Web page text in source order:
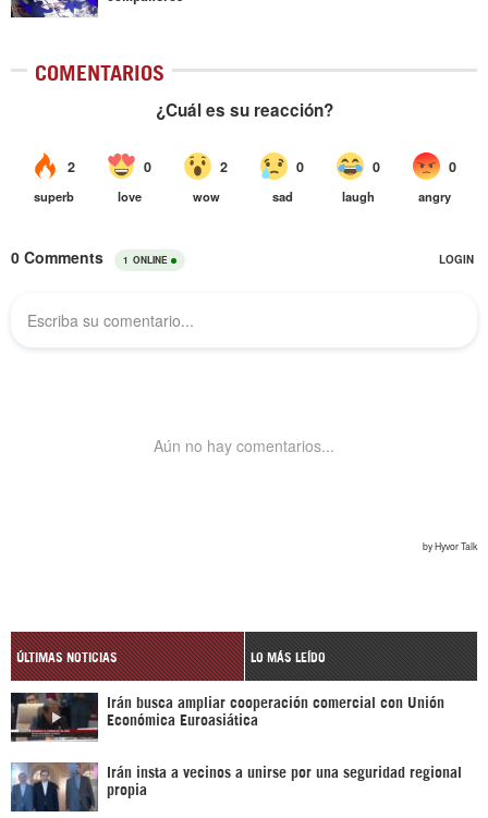
COMENTARIOS
ÚLTIMAS NOTICIAS LO MÁS LEÍDO
Irán busca ampliar cooperación comercial con Unión
Económica Euroasiática
Irán insta a vecinos a unirse por una seguridad regional
propia